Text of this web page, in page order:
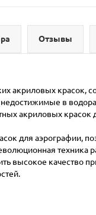
Отзывы
акриловых
в
акриловых красок
для аэрографии,
техника
высокое качество